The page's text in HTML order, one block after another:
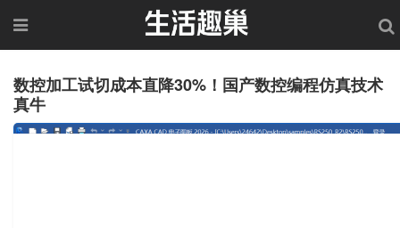
数控加工试切成本直降30%！国产数控编程仿真技术
真牛